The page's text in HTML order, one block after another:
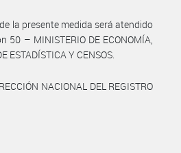
la presente medida será atendido
– MINISTERIO DE ECONOMÍA,
Y CENSOS.
NACIONAL DEL REGISTRO